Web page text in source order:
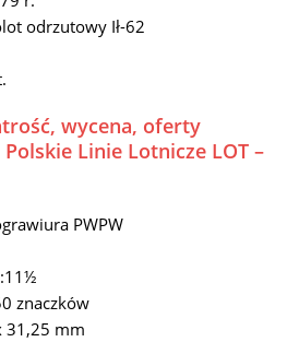
odrzutowy Ił-62
wycena, oferty
Linie Lotnicze LOT –
PWPW
znaczków
31,25 mm